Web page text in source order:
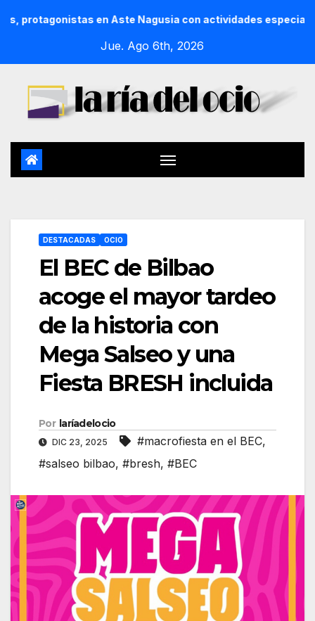
en Aste Nagusia con actividades especiales y
Jue. Ago 6th, 2026
DESTACADAS OCIO
El BEC de Bilbao
acoge el mayor tardeo
de la historia con
Mega Salseo y una
Fiesta BRESH incluida
Por laríadelocio
DIC 23, 2025 #macrofiesta en el BEC,
#salseo bilbao, #bresh, #BEC